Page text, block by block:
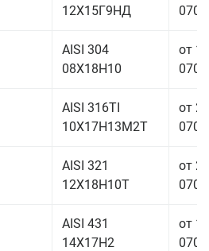
12Х15Г9НД
AISI 304
08Х18Н10
от
AISI 316TI
10Х17Н13М2Т
от
AISI 321
12Х18Н10Т
от
AISI 431
14Х17Н2
от